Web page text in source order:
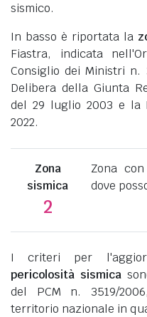
sismico.
In basso è riportata la
Fiastra, indicata
Consiglio dei Ministri n.
Delibera della Giunta
del 29 luglio 2003 e la
2022.
Zona
sismica
2
Zona
dove
I criteri per
pericolosità sismica
del PCM n. 3519/
territorio nazionale in